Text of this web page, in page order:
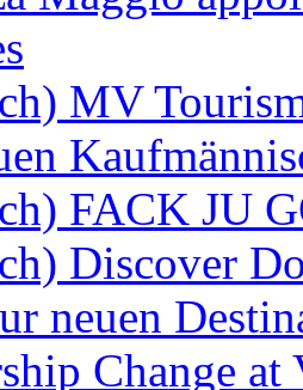
MV
FACK JU
Discover
neuen
Change